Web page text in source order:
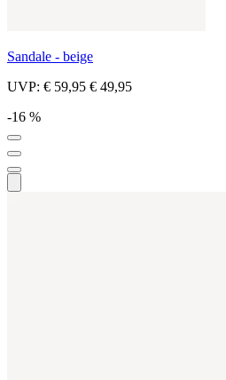
Sandale - beige
UVP: € 59,95 € 49,95
-16 %